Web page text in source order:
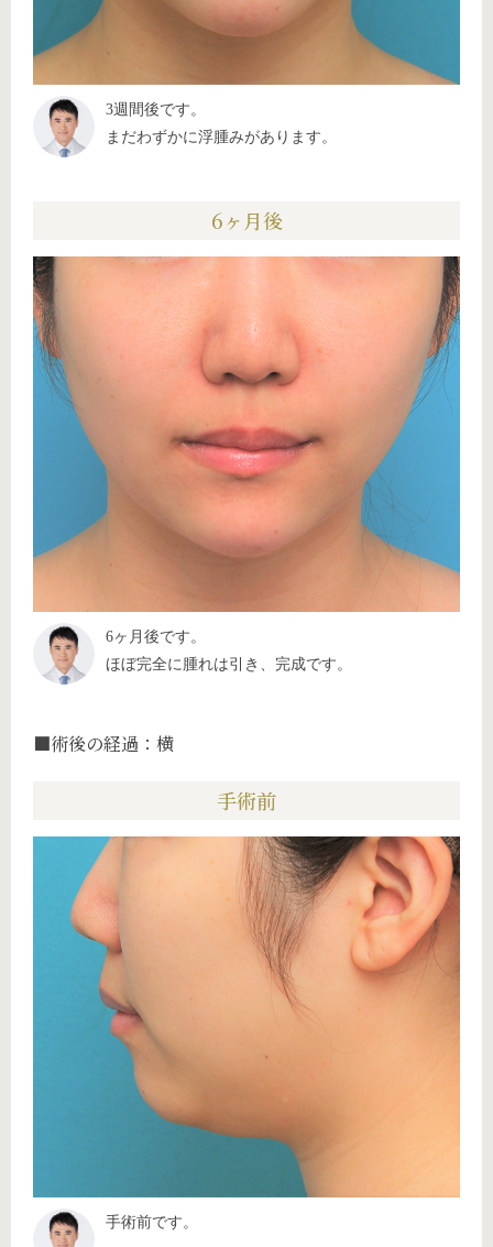
3週間後です。
まだわずかに浮腫みがあります。
6ヶ月後
6ヶ月後です。
ほぼ完全に腫れは引き、完成です。
■術後の経過：横
手術前
手術前です。